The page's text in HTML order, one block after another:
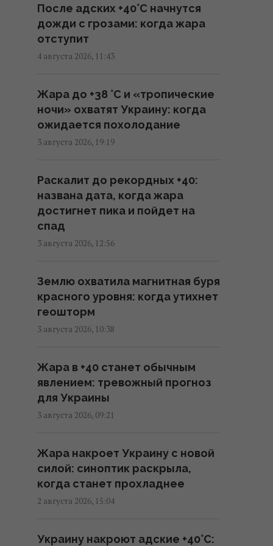
идет
12:50 четверг, 06 августа 2026
добровольцев, чтобы
научиться войне дронов, - FT
12:00 четверг, 06 августа 2026
вышло на новый уровень: РФ
помогает Ирану определять
цели для ударов
11:44 четверг, 06 августа 2026
запасах" средств ПВО в США
11:43 четверг, 06 августа 2026
на 250%
10:47 четверг, 06 августа 2026
предложил создать новый
союз
09:29 четверг, 06 августа 2026
за острой нехватки ракет для
После адских +40°C начнутся
дожди с грозами: когда жара
отступит
4 августа 2026, 11:43
Жара до +38 °С и «тропические
ночи» охватят Украину: когда
ожидается похолодание
3 августа 2026, 19:19
Раскалит до рекордных +40:
названа дата, когда жара
достигнет пика и пойдет на
спад
3 августа 2026, 12:56
Землю охватила магнитная буря
красного уровня: когда утихнет
геошторм
3 августа 2026, 10:38
Жара в +40 станет обычным
явлением: тревожный прогноз
для Украины
3 августа 2026, 09:21
Жара накроет Украину с новой
силой: синоптик раскрыла,
когда станет прохладнее
2 августа 2026, 15:04
Украину накроют адские +40°C: